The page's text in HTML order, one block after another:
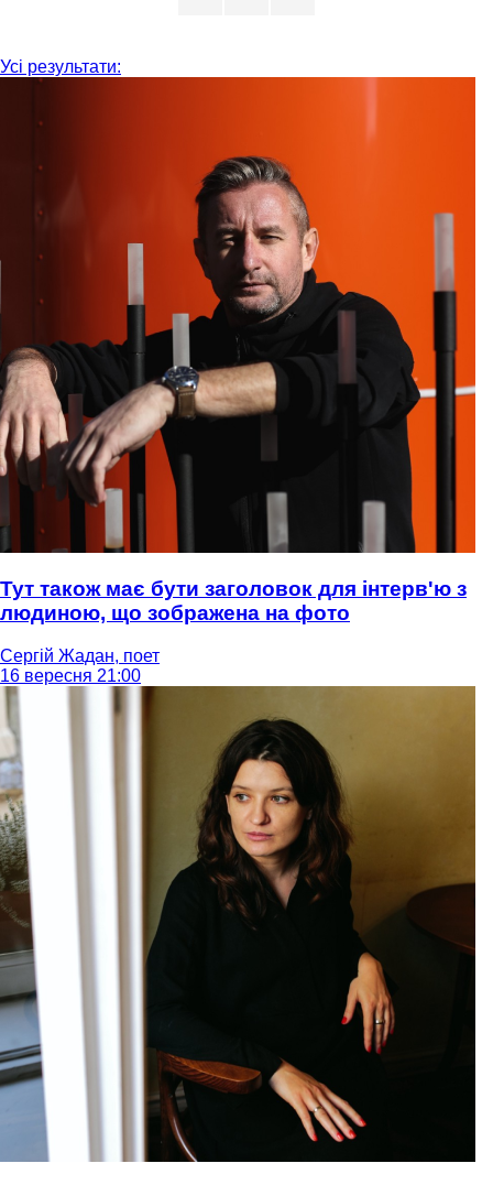
Усі результати:
Тут також має бути заголовок для інтерв'ю з
людиною, що зображена на фото
Сергій Жадан, поет
16 вересня 21:00